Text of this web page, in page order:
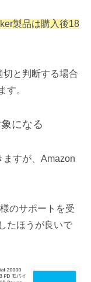
製品は購入後18
切と判断する場合
す。
になる
すが、Amazon
のサポートを受
たほうが良いで